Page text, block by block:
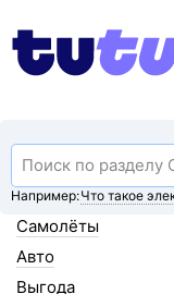
Например:Что такое
Самолёты
Авто
Выгода